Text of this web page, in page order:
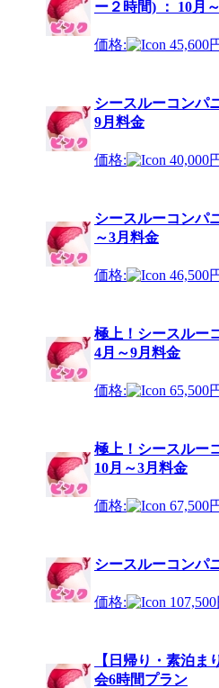
ー２時間) ： 10月
価格: 45,600
シースルーコンパ
9月料金
価格: 40,000
シースルーコンパ
～3月料金
価格: 46,500
極上！シースルー
4月～9月料金
価格: 65,500
極上！シースルー
10月～3月料金
価格: 67,500
シースルーコンパ
価格:
【日帰り・素泊ま
会6時間プラン